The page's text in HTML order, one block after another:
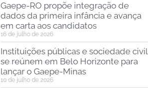
Gaepe-RO propõe integração de
dados da primeira infância e avança
em carta aos candidatos
16 de julho de 2026
Instituições públicas e sociedade civil
se reúnem em Belo Horizonte para
lançar o Gaepe-Minas
10 de julho de 2026